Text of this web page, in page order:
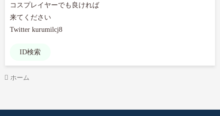
コスプレイヤーでも良ければ
来てください
Twitter kurumilcj8
ID検索
ホーム